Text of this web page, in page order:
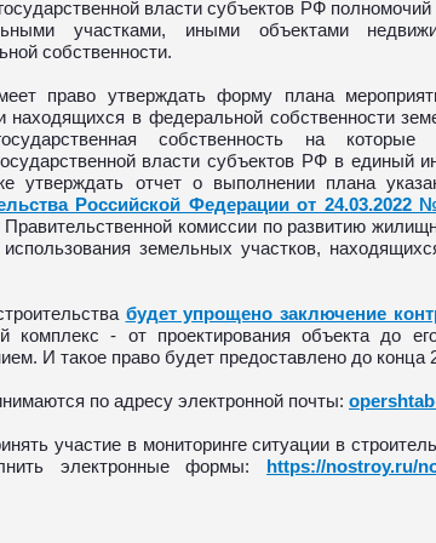
власти субъектов РФ
участками, иными объектами
собственности.
право утверждать форму плана
находящихся в федеральной собственности
собственность на которые
власти субъектов РФ в единый
утверждать отчет о выполнении плана
Российской Федерации от 24.03.2022
комиссии по развитию
земельных участков,
будет упрощено заключение
комплекс - от проектирования объекта до
И такое право будет предоставлено до конца
по адресу электронной почты:
участие в мониторинге ситуации в
электронные формы: https://nostroy.ru/